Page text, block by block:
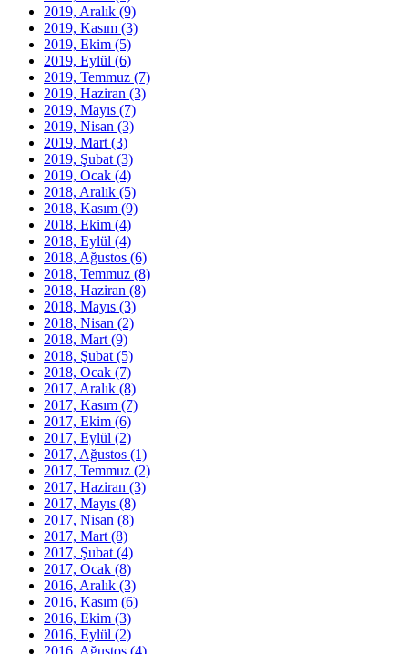
2019, Aralık (9)
2019, Kasım (3)
2019, Ekim (5)
2019, Eylül (6)
2019, Temmuz (7)
2019, Haziran (3)
2019, Mayıs (7)
2019, Nisan (3)
2019, Mart (3)
2019, Şubat (3)
2019, Ocak (4)
2018, Aralık (5)
2018, Kasım (9)
2018, Ekim (4)
2018, Eylül (4)
2018, Ağustos (6)
2018, Temmuz (8)
2018, Haziran (8)
2018, Mayıs (3)
2018, Nisan (2)
2018, Mart (9)
2018, Şubat (5)
2018, Ocak (7)
2017, Aralık (8)
2017, Kasım (7)
2017, Ekim (6)
2017, Eylül (2)
2017, Ağustos (1)
2017, Temmuz (2)
2017, Haziran (3)
2017, Mayıs (8)
2017, Nisan (8)
2017, Mart (8)
2017, Şubat (4)
2017, Ocak (8)
2016, Aralık (3)
2016, Kasım (6)
2016, Ekim (3)
2016, Eylül (2)